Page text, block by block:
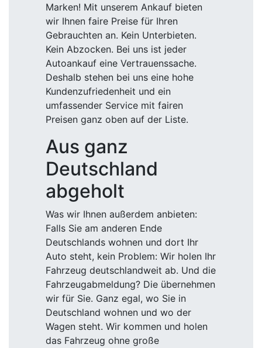
Marken! Mit unserem Ankauf bieten
wir Ihnen faire Preise für Ihren
Gebrauchten an. Kein Unterbieten.
Kein Abzocken. Bei uns ist jeder
Autoankauf eine Vertrauenssache.
Deshalb stehen bei uns eine hohe
Kundenzufriedenheit und ein
umfassender Service mit fairen
Preisen ganz oben auf der Liste.
Aus ganz
Deutschland
abgeholt
Was wir Ihnen außerdem anbieten:
Falls Sie am anderen Ende
Deutschlands wohnen und dort Ihr
Auto steht, kein Problem: Wir holen Ihr
Fahrzeug deutschlandweit ab. Und die
Fahrzeugabmeldung? Die übernehmen
wir für Sie. Ganz egal, wo Sie in
Deutschland wohnen und wo der
Wagen steht. Wir kommen und holen
das Fahrzeug ohne große